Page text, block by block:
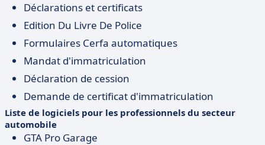
Déclarations et certificats
Edition Du Livre De Police
Formulaires Cerfa automatiques
Mandat d'immatriculation
Déclaration de cession
Demande de certificat d'immatriculation
Liste de logiciels pour les professionnels du secteur
automobile
GTA Pro Garage